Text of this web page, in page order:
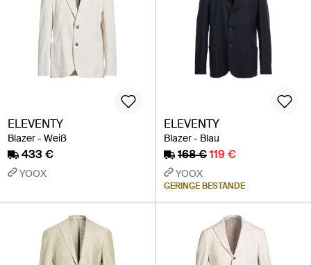
ELEVENTY
Blazer - Weiß
433 €
YOOX
ELEVENTY
Blazer - Blau
168 €119 €
YOOX
GERINGE BESTÄNDE